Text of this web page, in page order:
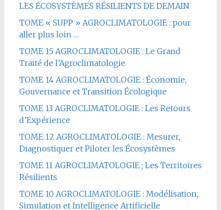
LES ÉCOSYSTÈMES RÉSILIENTS DE DEMAIN
TOME « SUPP » AGROCLIMATOLOGIE : pour
aller plus loin …
TOME 15 AGROCLIMATOLOGIE : Le Grand
Traité de l’Agroclimatologie
TOME 14 AGROCLIMATOLOGIE : Économie,
Gouvernance et Transition Écologique
TOME 13 AGROCLIMATOLOGIE : Les Retours
d’Expérience
TOME 12 AGROCLIMATOLOGIE : Mesurer,
Diagnostiquer et Piloter les Écosystèmes
TOME 11 AGROCLIMATOLOGIE ; Les Territoires
Résilients
TOME 10 AGROCLIMATOLOGIE : Modélisation,
Simulation et Intelligence Artificielle